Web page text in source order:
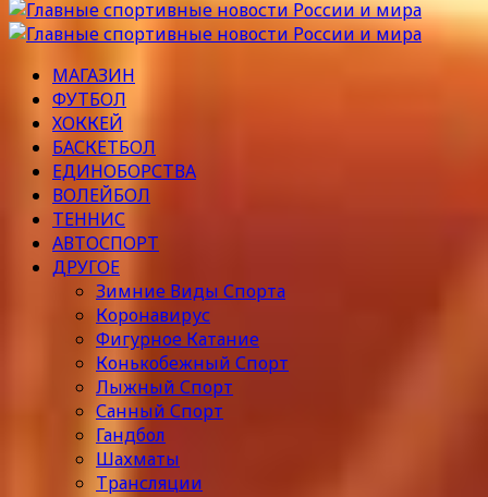
МАГАЗИН
ФУТБОЛ
ХОККЕЙ
БАСКЕТБОЛ
ЕДИНОБОРСТВА
ВОЛЕЙБОЛ
ТЕННИС
АВТОСПОРТ
ДРУГОЕ
Зимние Виды Спорта
Коронавирус
Фигурное Катание
Конькобежный Спорт
Лыжный Спорт
Санный Спорт
Гандбол
Шахматы
Трансляции